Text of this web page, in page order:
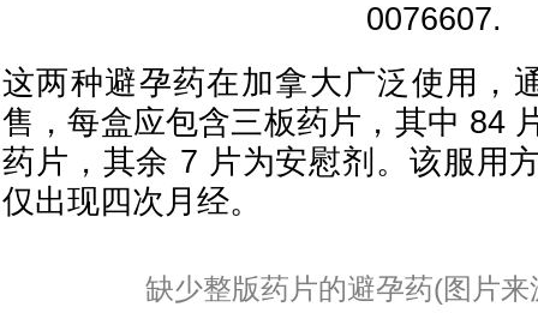
0076607.
这两种避孕药在加拿大广泛使用，
售，每盒应包含三板药片，其中 84
药片，其余 7 片为安慰剂。该服用
仅出现四次月经。
缺少整版药片的避孕药(图片来